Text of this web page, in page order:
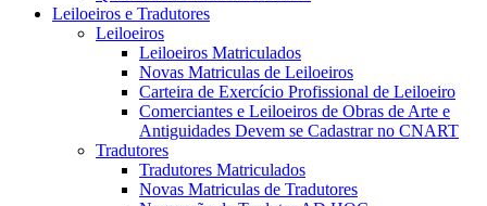
Leiloeiros e Tradutores
Leiloeiros
Leiloeiros Matriculados
Novas Matriculas de Leiloeiros
Carteira de Exercício Profissional de Leiloeiro
Comerciantes e Leiloeiros de Obras de Arte e
Antiguidades Devem se Cadastrar no CNART
Tradutores
Tradutores Matriculados
Novas Matriculas de Tradutores